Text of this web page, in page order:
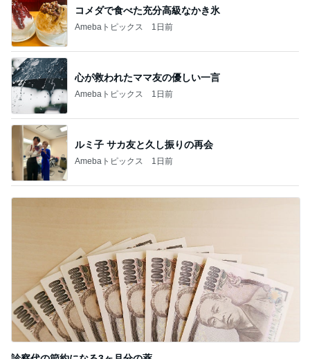
コメダで食べた充分高級なかき氷
Amebaトピックス 1日前
心が救われたママ友の優しい一言
Amebaトピックス 1日前
ルミ子 サカ友と久し振りの再会
Amebaトピックス 1日前